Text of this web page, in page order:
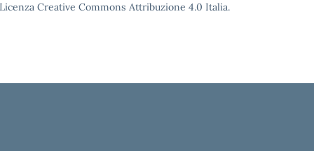
Creative Commons Attribuzione 4.0 Italia.